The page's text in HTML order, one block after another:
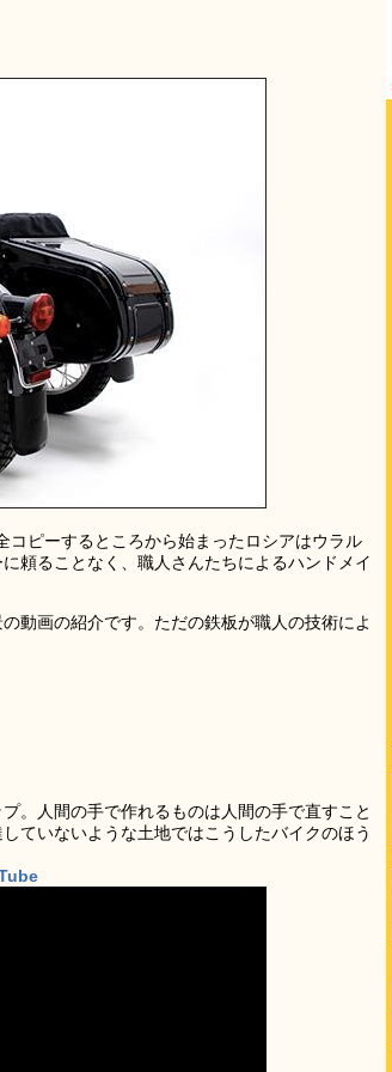
ピーするところから始まったロシアはウラル
頼ることなく、職人さんたちによるハンドメイ
動画の紹介です。ただの鉄板が職人の技術によ
。人間の手で作れるものは人間の手で直すこと
ていないような土地ではこうしたバイクのほう